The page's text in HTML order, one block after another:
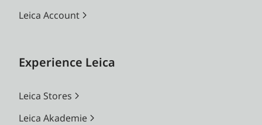
Leica Account
Experience Leica
Leica Stores
Leica Akademie